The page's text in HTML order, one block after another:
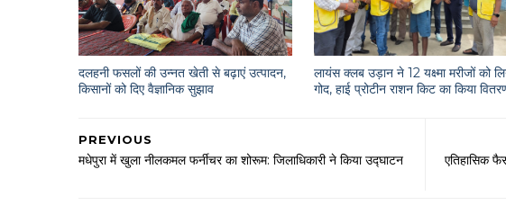
दलहनी फसलों की उन्नत खेती से बढ़ाएं उत्पादन,
किसानों को दिए वैज्ञानिक सुझाव
लायंस क्लब उड़ान ने 12 यक्ष्मा मरीजों को
गोद, हाई प्रोटीन राशन किट का किया
एतिहासिक
PREVIOUS
मधेपुरा में खुला नीलकमल फर्नीचर का शोरूम: जिलाधिकारी ने किया उद्घाटन